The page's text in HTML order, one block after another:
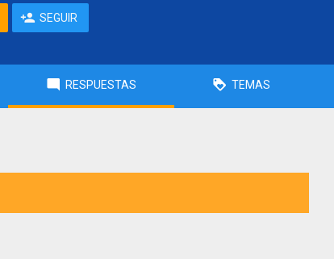
SEGUIR
RESPUESTAS TEMAS